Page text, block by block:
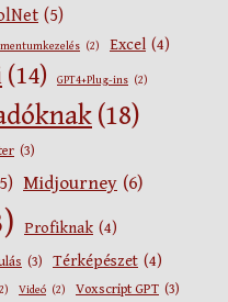
(5)
(2) Excel (4)
(14) GPT4+Plug-ins (2)
(18)
(3)
Midjourney (6)
Profiknak (4)
(3) Térképészet (4)
Videó (2) Voxscript GPT (3)